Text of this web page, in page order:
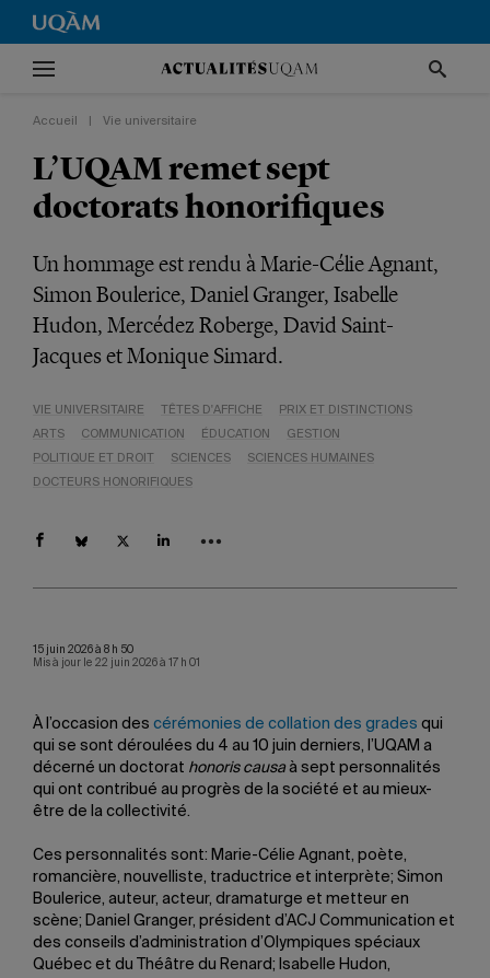
Accueil Vie universitaire
L’UQAM remet sept
doctorats honorifiques
Un hommage est rendu à Marie-Célie Agnant,
Simon Boulerice, Daniel Granger, Isabelle
Hudon, Mercédez Roberge, David Saint-
Jacques et Monique Simard.
VIE UNIVERSITAIRE TÊTES D'AFFICHE
PRIX ET DISTINCTIONS
ARTS
COMMUNICATION ÉDUCATION
GESTION
POLITIQUE ET DROIT
SCIENCES
SCIENCES HUMAINES
DOCTEURS HONORIFIQUES
15 juin 2026 à 8 h 50
Mis à jour le 22 juin 2026 à 17 h 01
À l’occasion des cérémonies de collation des grades qui
qui se sont déroulées du 4 au 10 juin derniers, l’UQAM a
décerné un doctorat honoris causaà sept personnalités
qui ont contribué au progrès de la société et au mieux-
être de la collectivité.
Ces personnalités sont: Marie-Célie Agnant, poète,
romancière, nouvelliste, traductrice et interprète; Simon
Boulerice, auteur, acteur, dramaturge et metteur en
scène; Daniel Granger, président d’ACJ Communication et
des conseils d’administration d’Olympiques spéciaux
Québec et du Théâtre du Renard; Isabelle Hudon,